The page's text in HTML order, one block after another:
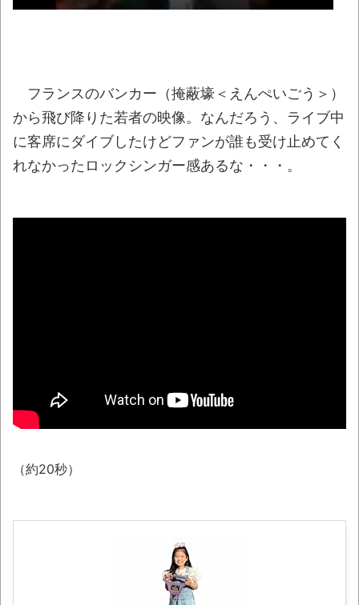
国への侵略戦争反対の座り込みデモをしよ
【賛否】ジョージア大使「今日は一般の方
とランチしました」→付き合う人を選べと炎上
NEW!
ｗｗｗｗｗｗｗｗｗｗｗｗｗｗｗｗ
50歳になりました
りスプレー”が詐欺丸出しだと話題にwwww
お前らの身体の悩み教えてくれ
フランスのバンカー（掩蔽壕＜えんぺいごう＞）
から飛び降りた若者の映像。なんだろう、ライブ中
に客席にダイブしたけどファンが誰も受け止めてく
れなかったロックシンガー感あるな・・・。
（約20秒）